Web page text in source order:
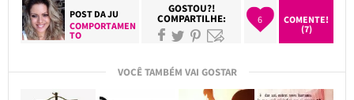
POST DAJU
COMPORTAMEN
TO
GOSTOU?!
COMPARTILHE: 6
COMENTE!
(7)
VOCÊ TAMBÉM VAI GOSTAR